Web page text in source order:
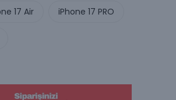
17 Air iPhone 17 PRO